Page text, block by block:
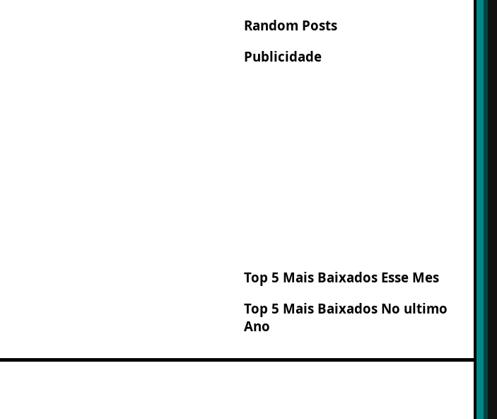
Random Posts
Publicidade
Top 5 Mais Baixados Esse Mes
Top 5 Mais Baixados No ultimo
Ano